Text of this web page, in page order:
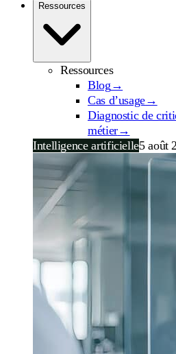
Ressources
Ressources
Blog →
Cas d’usage→
Diagnostic de
métier→
Intelligence artificielle5 août